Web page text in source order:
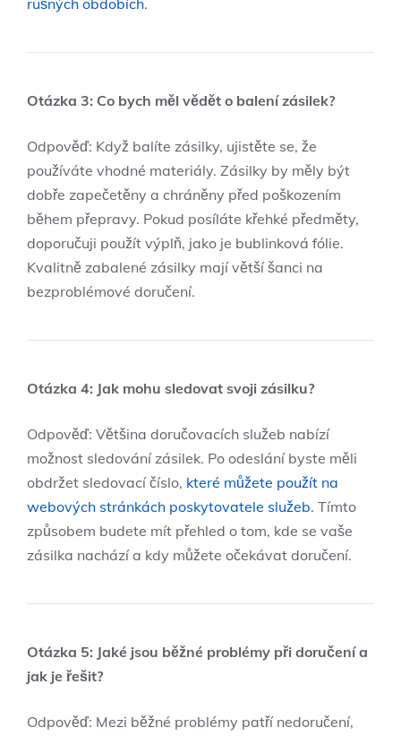
rušných obdobích.
Otázka 3: Co bych měl vědět ⁤o balení zásilek?
Odpověď: Když balíte zásilky, ujistěte se, že⁢
používáte vhodné materiály. Zásilky by měly být
dobře zapečetěny a chráněny před poškozením
během přepravy. Pokud posíláte křehké předměty,
doporučuji‌ použít výplň, jako je bublinková fólie.
Kvalitně zabalené‌ zásilky mají větší šanci na
bezproblémové ⁢doručení.
Otázka 4: Jak mohu sledovat svoji zásilku?
Odpověď: Většina doručovacích služeb nabízí
možnost sledování zásilek. Po‍ odeslání byste měli ​
obdržet​ sledovací‍ číslo, které můžete použít na
webových stránkách poskytovatele služeb.​ Tímto
způsobem budete mít přehled o tom, kde se vaše
zásilka nachází a kdy můžete očekávat doručení.
Otázka 5: ‌Jaké jsou‌ běžné problémy při doručení ⁢a
jak je řešit?
Odpověď:‌ Mezi běžné‌ problémy patří nedoručení, ​